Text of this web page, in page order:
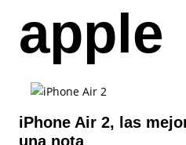
apple
iPhone Air 2, las
una nota